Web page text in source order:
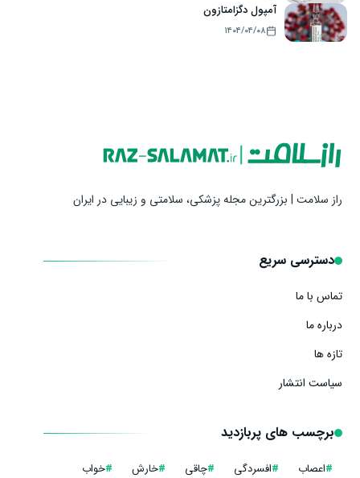
آمپول دگزامتازون
۱۴۰۴/۰۴/۰۸
راز سلامت | بزرگترین مجله پزشکی، سلامتی و زیبایی در ایران
دسترسی سریع
تماس با ما
درباره ما
تازه ها
سیاست انتشار
برچسب های پربازدید
#اعصاب #افسردگی #چاقی #خارش #خواب